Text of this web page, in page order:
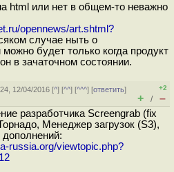
html или нет в общем-то неважно
opennews/art.shtml?
случае ныть о
будет только когда продукт
в зачаточном состоянии.
12/04/2016 [^] [^^] [^^^] [ответить]
+2
+ / –
разработчика Screengrab (fix
Менеджер загрузок (S3),
russia.org/viewtopic.php?